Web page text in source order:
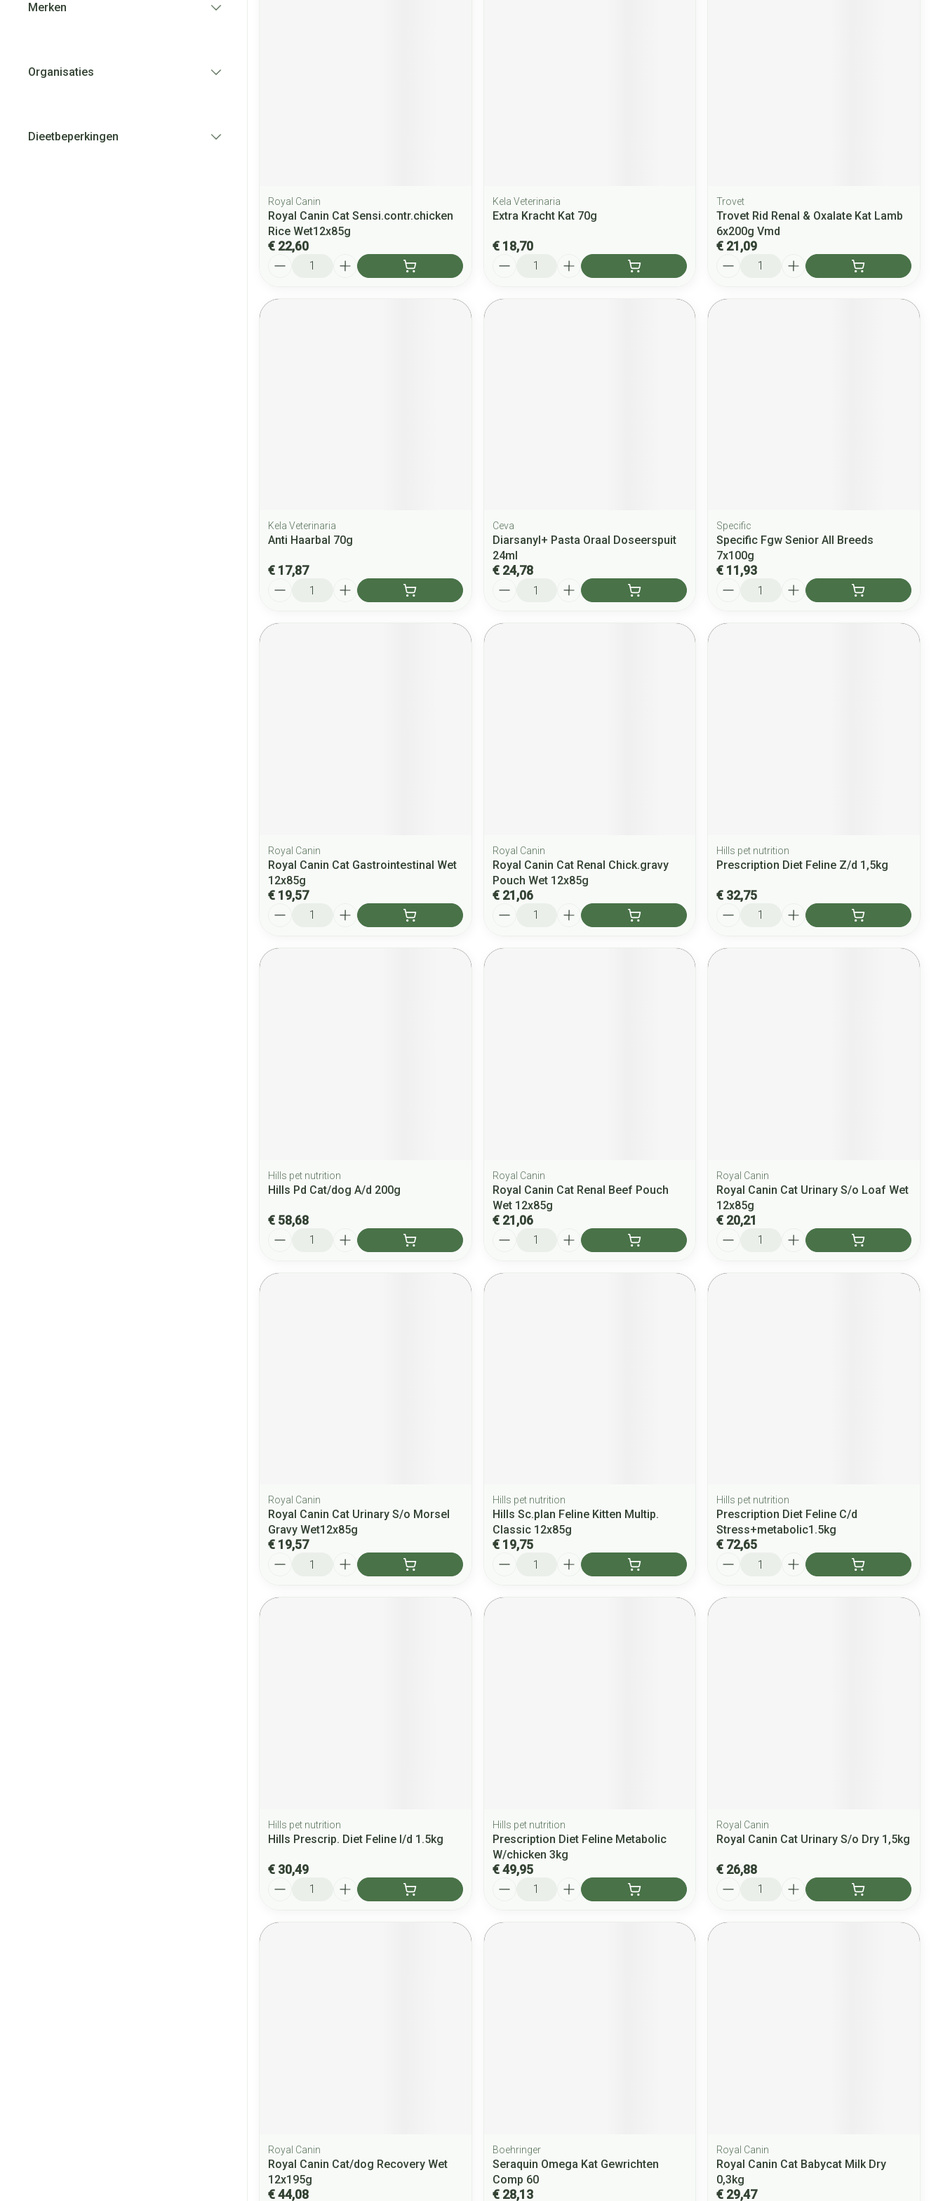
Merken
Organisaties
Dieetbeperkingen
Royal Canin
Royal Canin Cat Sensi.contr.chicken
Rice Wet12x85g
€ 22,60
Kela Veterinaria
Extra Kracht Kat 70g
€ 18,70
Trovet
Trovet Rid Renal & Oxalate Kat Lamb
6x200g Vmd
€ 21,09
Kela Veterinaria
Anti Haarbal 70g
€ 17,87
Ceva
Diarsanyl+ Pasta Oraal Doseerspuit
24ml
€ 24,78
Specific
Specific Fgw Senior All Breeds
7x100g
€ 11,93
Royal Canin
Royal Canin Cat Gastrointestinal Wet
12x85g
€ 19,57
Royal Canin
Royal Canin Cat Renal Chick.gravy
Pouch Wet 12x85g
€ 21,06
Hills pet nutrition
Prescription Diet Feline Z/d 1,5kg
€ 32,75
Hills pet nutrition
Hills Pd Cat/dog A/d 200g
€ 58,68
Royal Canin
Royal Canin Cat Renal Beef Pouch
Wet 12x85g
€ 21,06
Royal Canin
Royal Canin Cat Urinary S/o Loaf Wet
12x85g
€ 20,21
Royal Canin
Royal Canin Cat Urinary S/o Morsel
Gravy Wet12x85g
€ 19,57
Hills pet nutrition
Hills Sc.plan Feline Kitten Multip.
Classic 12x85g
€ 19,75
Hills pet nutrition
Prescription Diet Feline C/d
Stress+metabolic1.5kg
€ 72,65
Hills pet nutrition
Hills Prescrip. Diet Feline I/d 1.5kg
€ 30,49
Hills pet nutrition
Prescription Diet Feline Metabolic
W/chicken 3kg
€ 49,95
Royal Canin
Royal Canin Cat Urinary S/o Dry 1,5kg
€ 26,88
Royal Canin
Royal Canin Cat/dog Recovery Wet
12x195g
€ 44,08
Boehringer
Seraquin Omega Kat Gewrichten
Comp 60
€ 28,13
Royal Canin
Royal Canin Cat Babycat Milk Dry
0,3kg
€ 29,47